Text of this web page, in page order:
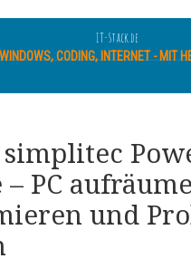
WINDOWS, CODING, INTERNET - MIT
simplitec
– PC
und